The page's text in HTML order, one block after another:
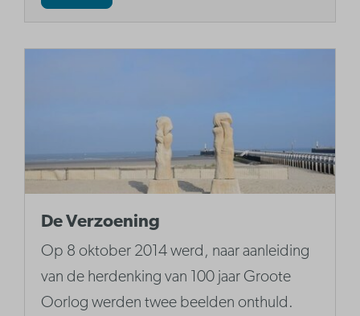
De Verzoening
Op 8 oktober 2014 werd, naar aanleiding
van de herdenking van 100 jaar Groote
Oorlog werden twee beelden onthuld.